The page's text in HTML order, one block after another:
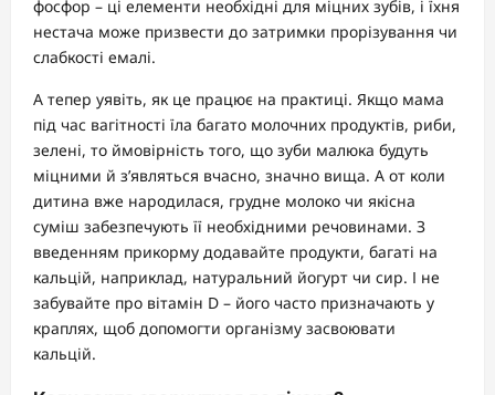
фосфор – ці елементи необхідні для міцних зубів, і їхня
нестача може призвести до затримки прорізування чи
слабкості емалі.
А тепер уявіть, як це працює на практиці. Якщо мама
під час вагітності їла багато молочних продуктів, риби,
зелені, то ймовірність того, що зуби малюка будуть
міцними й з’являться вчасно, значно вища. А от коли
дитина вже народилася, грудне молоко чи якісна
суміш забезпечують її необхідними речовинами. З
введенням прикорму додавайте продукти, багаті на
кальцій, наприклад, натуральний йогурт чи сир. І не
забувайте про вітамін D – його часто призначають у
краплях, щоб допомогти організму засвоювати
кальцій.